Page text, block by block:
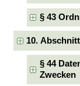
§ 43
10.
§ 44
Zwecken